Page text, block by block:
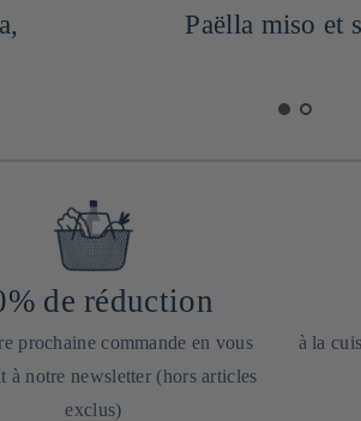
Paëlla miso et
de réduction
prochaine commande en vous
à notre newsletter (hors articles
exclus)
à la